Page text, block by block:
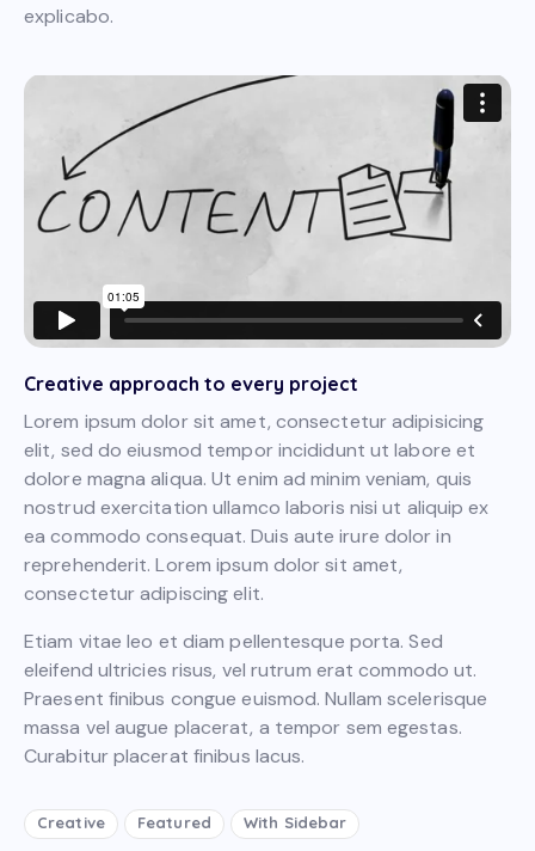
explicabo.
Creative approach to every project
Lorem ipsum dolor sit amet, consectetur adipisicing
elit, sed do eiusmod tempor incididunt ut labore et
dolore magna aliqua. Ut enim ad minim veniam, quis
nostrud exercitation ullamco laboris nisi ut aliquip ex
ea commodo consequat. Duis aute irure dolor in
reprehenderit. Lorem ipsum dolor sit amet,
consectetur adipiscing elit.
Etiam vitae leo et diam pellentesque porta. Sed
eleifend ultricies risus, vel rutrum erat commodo ut.
Praesent finibus congue euismod. Nullam scelerisque
massa vel augue placerat, a tempor sem egestas.
Curabitur placerat finibus lacus.
Creative Featured With Sidebar